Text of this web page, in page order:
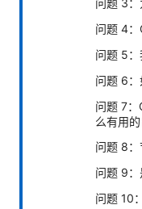
问题 4：
问题 5：
问题 6：
问题 7
么有用的
问题 8：
问题 9：
问题 10